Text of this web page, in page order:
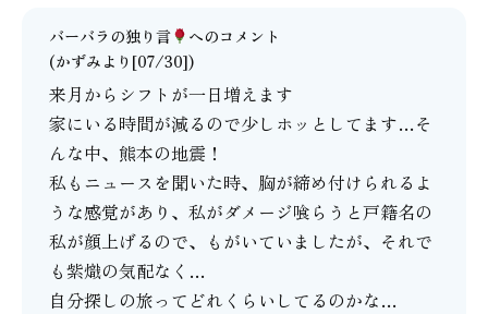
バーバラの独り言
へのコメント
(かずみより[07/30])
来月からシフトが一日増えます
家にいる時間が減るので少しホッとしてます…そ
んな中、熊本の地震！
私もニュースを聞いた時、胸が締め付けられるよ
うな感覚があり、私がダメージ喰らうと戸籍名の
私が顔上げるので、もがいていましたが、それで
も紫熾の気配なく…
自分探しの旅ってどれくらいしてるのかな…